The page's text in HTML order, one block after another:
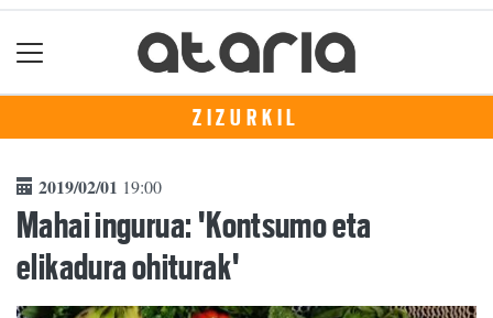
ZIZURKIL
2019/02/01 19:00
Mahai ingurua: 'Kontsumo eta
elikadura ohiturak'